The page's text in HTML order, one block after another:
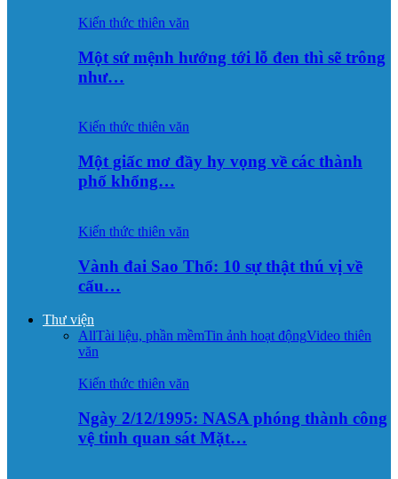
Kiến thức thiên văn
Một sứ mệnh hướng tới lỗ đen thì sẽ trông
như…
Kiến thức thiên văn
Một giấc mơ đầy hy vọng về các thành
phố khổng…
Kiến thức thiên văn
Vành đai Sao Thổ: 10 sự thật thú vị về
cấu…
Thư viện
AllTài liệu, phần mềmTin ảnh hoạt độngVideo thiên
văn
Kiến thức thiên văn
Ngày 2/12/1995: NASA phóng thành công
vệ tinh quan sát Mặt…